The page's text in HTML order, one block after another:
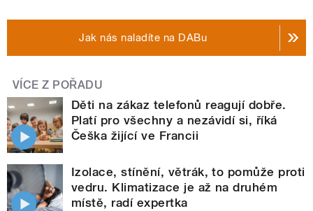
Jak nás naladíte na DABu
VÍCE Z POŘADU
Děti na zákaz telefonů reagují dobře.
Platí pro všechny a nezávidí si, říká
Češka žijící ve Francii
Izolace, stínění, větrák, to pomůže proti
vedru. Klimatizace je až na druhém
místě, radí expertka